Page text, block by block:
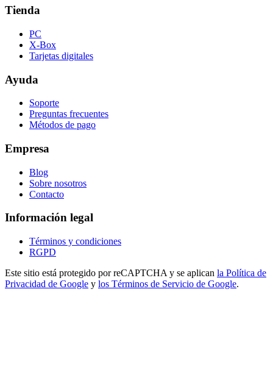
Tienda
PC
X-Box
Tarjetas digitales
Ayuda
Soporte
Preguntas frecuentes
Métodos de pago
Empresa
Blog
Sobre nosotros
Contacto
Información legal
Términos y condiciones
RGPD
Este sitio está protegido por reCAPTCHA y se aplican la Política de
Privacidad de Google y los Términos de Servicio de Google.